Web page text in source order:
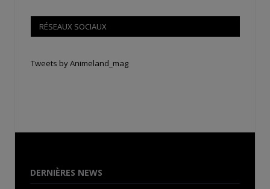
RÉSEAUX SOCIAUX
Tweets by Animeland_mag
DERNIÈRES NEWS